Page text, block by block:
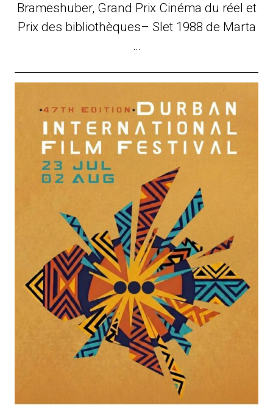
Brameshuber, Grand Prix Cinéma du réel et
Prix des bibliothèques– Slet 1988 de Marta
…